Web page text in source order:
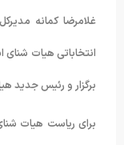
غلامرضا کمانه
برگزار و رئیس جدید